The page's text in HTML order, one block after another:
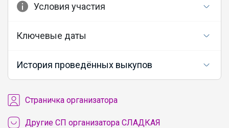
Условия участия
Ключевые даты
История проведённых выкупов
Cтраничка организатора
Другие СП организатора СЛАДКАЯ
красок для холста — изобилие
канцелярии исполнит любую мечту с